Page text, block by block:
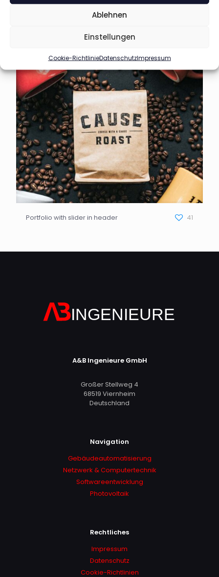
Ablehnen
Einstellungen
Cookie-RichtlinieDatenschutzImpressum
Portfolio with BeBuilder
Portfolio with slider in header 41
A&B Ingenieure GmbH
Großer Stellweg 4
68519 Viernheim
Deutschland
Navigation
Gebäudeautomatisierung
Netzwerk & Computertechnik
Softwareentwicklung
Photovoltaik
Rechtliches
Impressum
Datenschutz
Cookie-Richtlinien